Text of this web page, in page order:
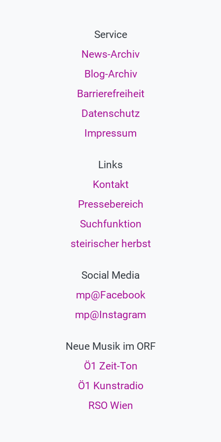
Service
News-Archiv
Blog-Archiv
Barrierefreiheit
Datenschutz
Impressum
Links
Kontakt
Pressebereich
Suchfunktion
steirischer herbst
Social Media
mp@Facebook
mp@Instagram
Neue Musik im ORF
Ö1 Zeit-Ton
Ö1 Kunstradio
RSO Wien